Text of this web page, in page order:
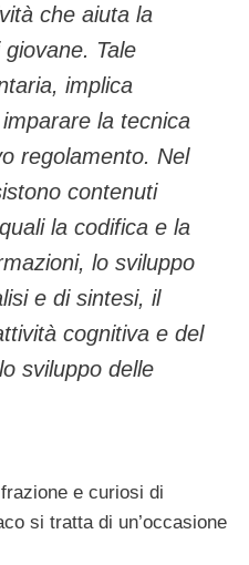
che aiuta la
Tale
implica
la tecnica
regolamento. Nel
contenuti
la codifica e la
lo sviluppo
e di sintesi, il
cognitiva e del
sviluppo delle
e curiosi di
si tratta di un’occasione